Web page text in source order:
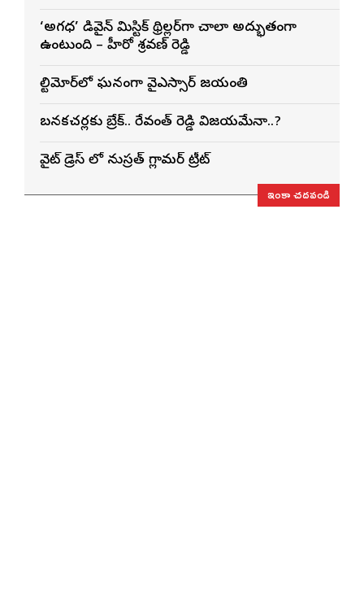
‘అగధ’ డివైన్ మిస్టిక్ థ్రిల్లర్‌గా చాలా అద్భుతంగా
ఉంటుంది – హీరో శ్రవణ్ రెడ్డి
బాల్టిమోర్‌లో ఘనంగా వైఎస్సార్‌ జయంతి
బనకచర్లకు బ్రేక్.. రేవంత్ రెడ్డి విజయమేనా..?
వైట్ డ్రెస్ లో నుస్ర‌త్ గ్లామ‌ర్ ట్రీట్
ఇంకా చదవండి